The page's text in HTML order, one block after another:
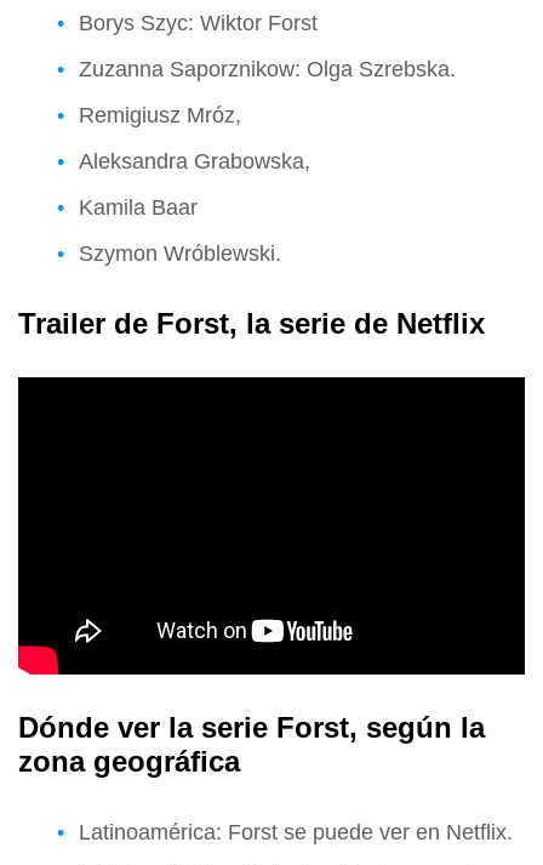
Borys Szyc: Wiktor Forst
Zuzanna Saporznikow: Olga Szrebska.
Remigiusz Mróz,
Aleksandra Grabowska,
Kamila Baar
Szymon Wróblewski.
Trailer de Forst, la serie de Netflix
Dónde ver la serie Forst, según la
zona geográfica
Latinoamérica: Forst se puede ver en Netflix.